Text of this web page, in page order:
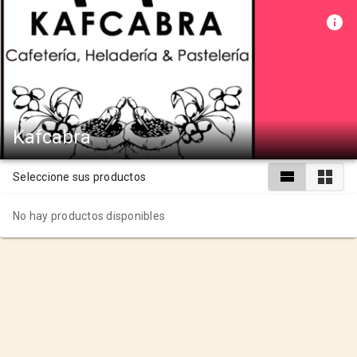
Kafcabra
Seleccione sus productos
No hay productos disponibles